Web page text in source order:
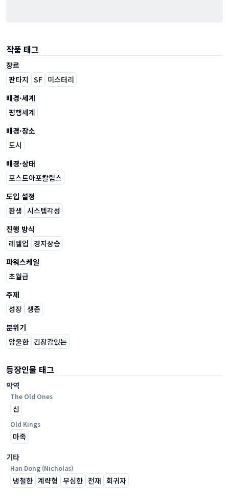
작품 태그
장르
판타지 SF 미스터리
배경·세계
평행세계
배경·장소
도시
배경·상태
포스트아포칼립스
도입 설정
환생 시스템각성
진행 방식
레벨업 경지상승
파워스케일
초월급
주제
성장 생존
분위기
암울한 긴장감있는
등장인물 태그
악역
The Old Ones
신
Old Kings
마족
기타
Han Dong (Nicholas)
냉철한 계략형 무심한 천재 회귀자